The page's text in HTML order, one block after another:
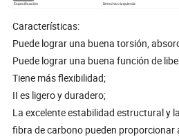
Especificación Derecha o izquierda
Características:
Puede lograr una buena torsión,
Puede lograr una buena función de
Tiene más flexibilidad;
II es ligero y duradero;
La excelente estabilidad estructural y
fibra de carbono pueden proporcionar